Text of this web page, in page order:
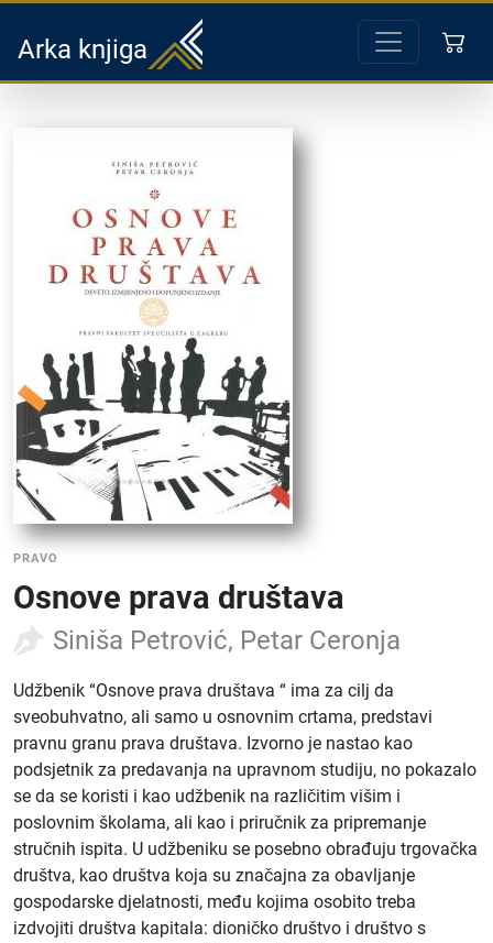
Arka knjiga
PRAVO
Osnove prava društava
Siniša Petrović, Petar Ceronja
Udžbenik “Osnove prava društava “ ima za cilj da
sveobuhvatno, ali samo u osnovnim crtama, predstavi
pravnu granu prava društava. Izvorno je nastao kao
podsjetnik za predavanja na upravnom studiju, no pokazalo
se da se koristi i kao udžbenik na različitim višim i
poslovnim školama, ali kao i priručnik za pripremanje
stručnih ispita. U udžbeniku se posebno obrađuju trgovačka
društva, kao društva koja su značajna za obavljanje
gospodarske djelatnosti, među kojima osobito treba
izdvojiti društva kapitala: dioničko društvo i društvo s